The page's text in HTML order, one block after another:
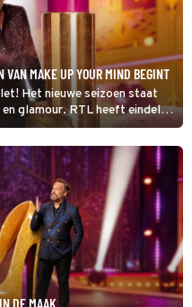
MAKE UP YOUR MIND BEGINT
Het nieuwe seizoen staat
glamour. RTL heeft eindelijk
reeks van start gaat.
DE MAAK